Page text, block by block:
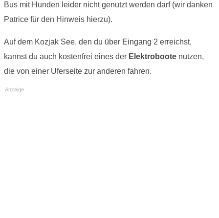
Bus mit Hunden leider nicht genutzt werden darf (wir danken
Patrice für den Hinweis hierzu).
Auf dem Kozjak See, den du über Eingang 2 erreichst,
kannst du auch kostenfrei eines der Elektroboote nutzen,
die von einer Uferseite zur anderen fahren.
Anzeige